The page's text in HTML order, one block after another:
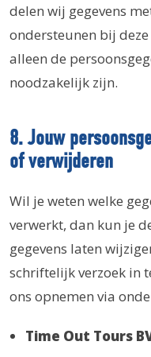
delen wij gegevens
ondersteunen bij
alleen de
noodzakelijk zijn.
8. Jouw
of verwijderen
Wil je weten welke
verwerkt, dan kun je
gegevens laten
schriftelijk verzoek in
ons opnemen via
Time Out Tours